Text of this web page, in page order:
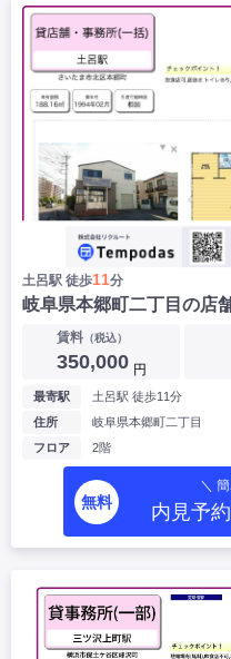
土呂駅 徒歩11分
岐阜県本郷町二丁目の店
賃料（税込）
350,000 円
最寄駅
土呂駅 徒歩11分
住所
岐阜県本郷町二丁目
フロア
2階
無料
＼
内見予